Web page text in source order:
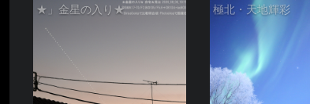
★」金星の入り★ 極北・天地輝彩